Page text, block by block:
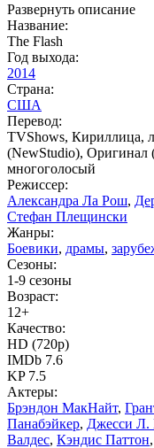
Развернуть описание
Название:
The Flash
Год выхода:
2014
Страна:
США
Перевод:
TVShows, Кириллица,
(NewStudio), Оригинал
многоголосый
Режиссер:
Александра Ла Рош,
Стефан Плещински
Жанры:
Боевики, драмы,
Сезоны:
1-9 сезоны
Возраст:
12+
Качество:
HD (720p)
IMDb 7.6
KP 7.5
Актеры:
Брэндон МакНайт,
Панабэйкер, Джесси Л.
Валдес, Кэндис Паттон,